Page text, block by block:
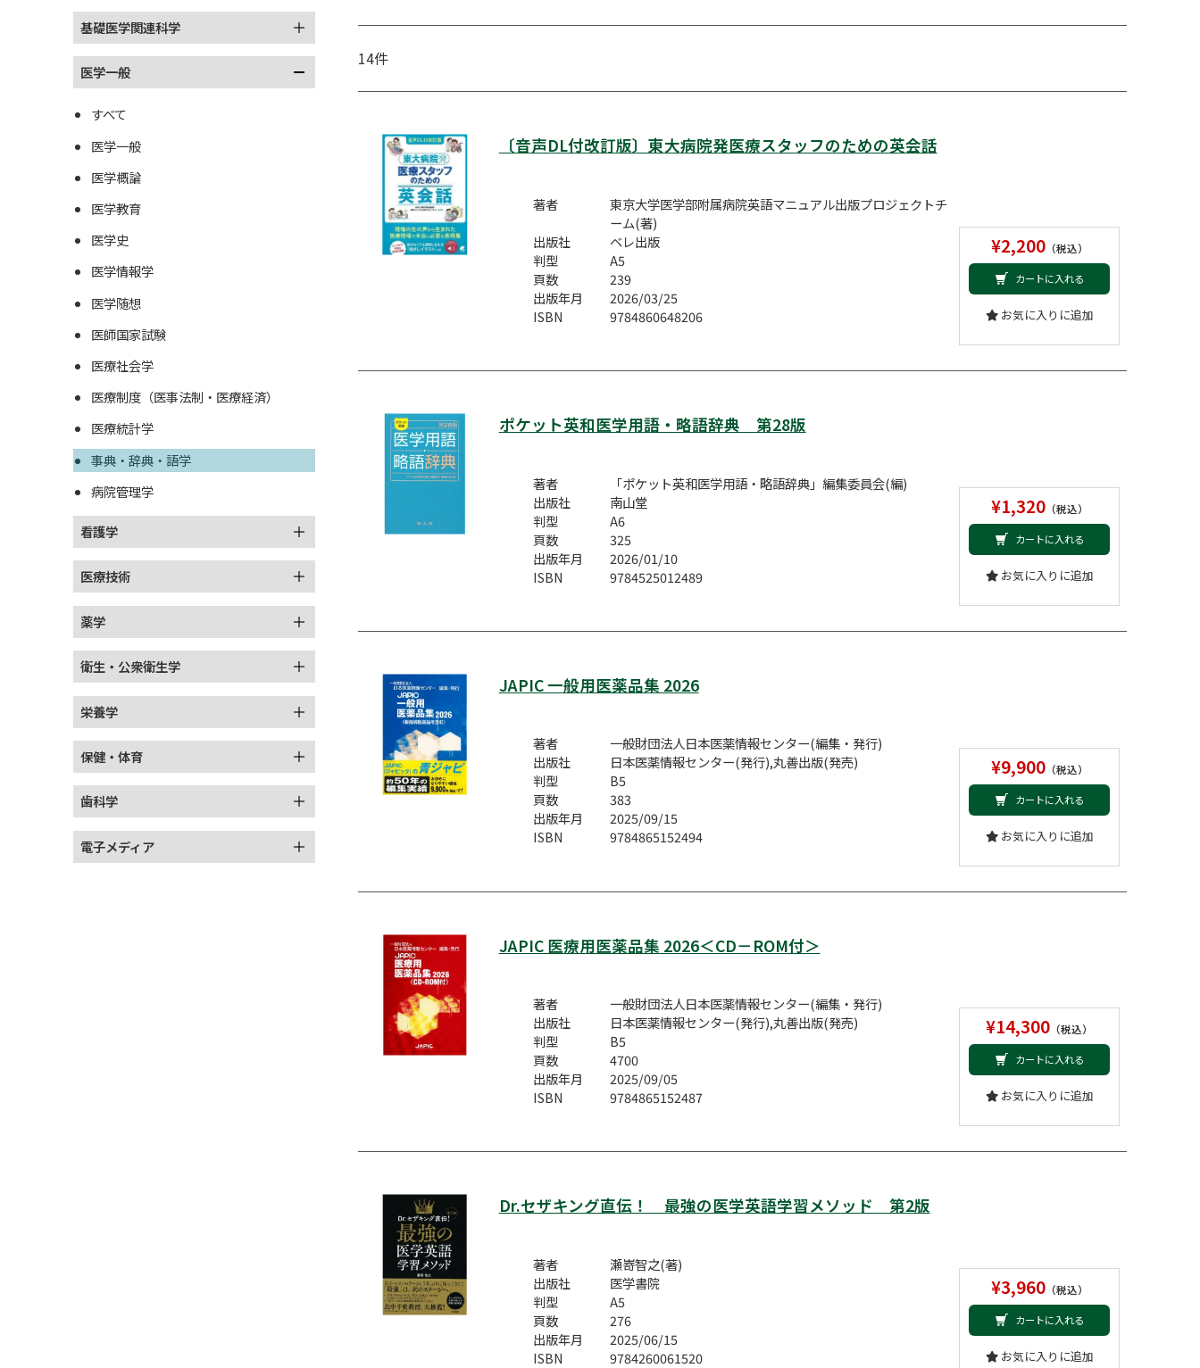
14件
〔音声DL付改訂版〕東大病院発医療スタッフのための英会話
著者
東京大学医学部附属病院英語マニュアル出版プロジェクトチ
ーム(著)
出版社
ベレ出版
判型
A5
頁数
239
出版年月
2026/03/25
ISBN
9784860648206
¥2,200（税込）
カートに入れる
お気に入りに追加
ポケット英和医学用語・略語辞典 第28版
著者
「ポケット英和医学用語・略語辞典」編集委員会(編)
出版社
南山堂
判型
A6
頁数
325
出版年月
2026/01/10
ISBN
9784525012489
¥1,320（税込）
カートに入れる
お気に入りに追加
JAPIC 一般用医薬品集 2026
著者
一般財団法人日本医薬情報センター(編集・発行)
出版社
日本医薬情報センター(発行),丸善出版(発売)
判型
B5
頁数
383
出版年月
2025/09/15
ISBN
9784865152494
¥9,900（税込）
カートに入れる
お気に入りに追加
JAPIC 医療用医薬品集 2026＜CD－ROM付＞
著者
一般財団法人日本医薬情報センター(編集・発行)
出版社
日本医薬情報センター(発行),丸善出版(発売)
判型
B5
頁数
4700
出版年月
2025/09/05
ISBN
9784865152487
¥14,300 （税込）
カートに入れる
お気に入りに追加
Dr.セザキング直伝！ 最強の医学英語学習メソッド 第2版
著者
瀬嵜智之(著)
出版社
医学書院
判型
A5
頁数
276
出版年月
2025/06/15
ISBN
9784260061520
¥3,960（税込）
カートに入れる
お気に入りに追加
基礎医学関連科学
医学一般
すべて
医学一般
医学概論
医学教育
医学史
医学情報学
医学随想
医師国家試験
医療社会学
医療制度（医事法制・医療経済）
医療統計学
事典・辞典・語学
病院管理学
看護学
医療技術
薬学
衛生・公衆衛生学
栄養学
保健・体育
歯科学
電子メディア